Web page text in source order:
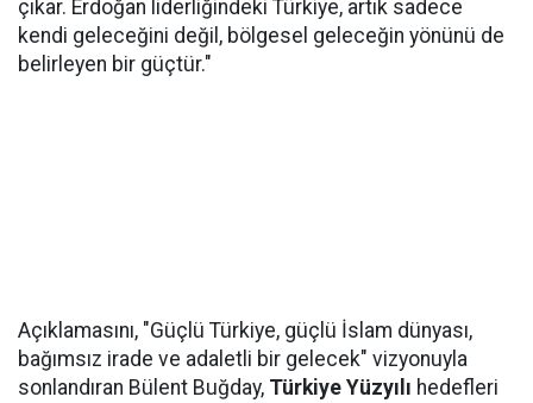
çıkar. Erdoğan liderliğindeki Türkiye, artık sadece
kendi geleceğini değil, bölgesel geleceğin yönünü de
belirleyen bir güçtür."
Açıklamasını, "Güçlü Türkiye, güçlü İslam dünyası,
bağımsız irade ve adaletli bir gelecek" vizyonuyla
sonlandıran Bülent Buğday, Türkiye Yüzyılı hedefleri